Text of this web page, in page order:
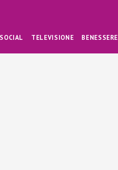
SOCIAL TELEVISIONE BENESSERE